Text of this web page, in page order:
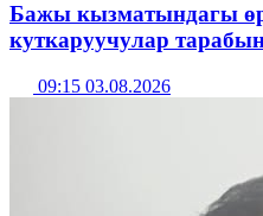
Бажы кызматындагы
куткаруучулар
09:15 03.08.2026